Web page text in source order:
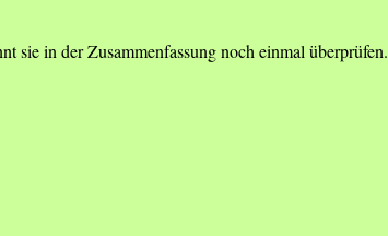
sie in der Zusammenfassung noch einmal überprüfen.